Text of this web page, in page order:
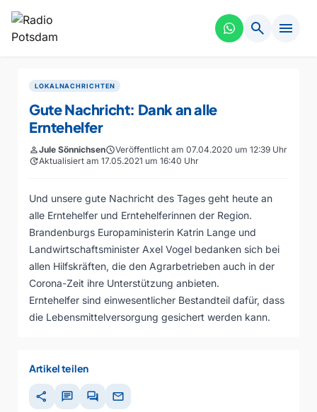
search menu
LOKALNACHRICHTEN
Gute Nachricht: Dank an alle
Erntehelfer
personJule SönnichsenscheduleVeröffentlicht am 07.04.2020 um 12:39 Uhr
updateAktualisiert am 17.05.2021 um 16:40 Uhr
Und unsere gute Nachricht des Tages geht heute an
alle Erntehelfer und Erntehelferinnen der Region.
Brandenburgs Europaministerin Katrin Lange und
Landwirtschaftsminister Axel Vogel bedanken sich bei
allen Hilfskräften, die den Agrarbetrieben auch in der
Corona-Zeit ihre Unterstützung anbieten.
Erntehelfer sind einwesentlicher Bestandteil dafür, dass
die Lebensmittelversorgung gesichert werden kann.
Artikel teilen
share chat forum mail